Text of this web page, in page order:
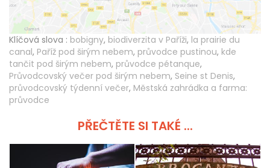
Klíčová slova : bobigny, biodiverzita v Paříži, la prairie du
canal, Paříž pod širým nebem, průvodce pustinou, kde
tančit pod širým nebem, průvodce pétanque,
Průvodcovský večer pod širým nebem, Seine st Denis,
průvodcovský týdenní večer, Městská zahrádka a farma:
průvodce
PŘEČTĚTE SI TAKÉ ...